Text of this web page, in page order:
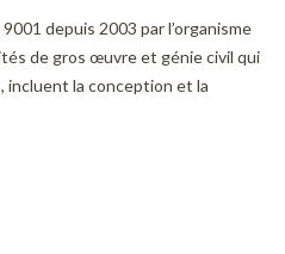
depuis 2003 par l’organisme
de gros œuvre et génie civil qui
incluent la conception et la